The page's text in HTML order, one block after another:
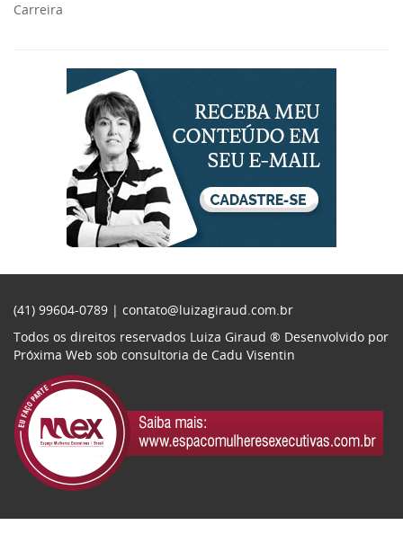
Carreira
(41) 99604-0789 | contato@luizagiraud.com.br
Todos os direitos reservados Luiza Giraud ® Desenvolvido por
Próxima Web sob consultoria de Cadu Visentin